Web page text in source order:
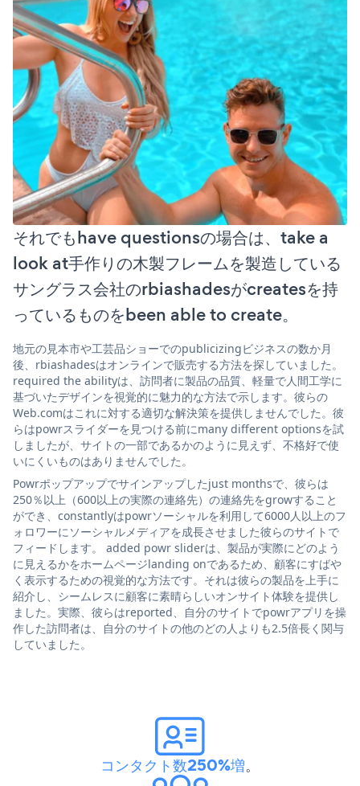
それでもhave questionsの場合は、take a
look at手作りの木製フレームを製造している
サングラス会社のrbiashadesがcreatesを持
っているものをbeen able to create。
地元の見本市や工芸品ショーでのpublicizingビジネスの数か月
後、rbiashadesはオンラインで販売する方法を探していました。
required the abilityは、訪問者に製品の品質、軽量で人間工学に
基づいたデザインを視覚的に魅力的な方法で示します。彼らの
Web.comはこれに対する適切な解決策を提供しませんでした。彼
らはpowrスライダーを見つける前にmany different optionsを試
しましたが、サイトの一部であるかのように見えず、不格好で使
いにくいものはありませんでした。
Powrポップアップでサインアップしたjust monthsで、彼らは
250％以上（600以上の実際の連絡先）の連絡先をgrowすること
ができ、constantlyはpowrソーシャルを利用して6000人以上のフ
ォロワーにソーシャルメディアを成長させました彼らのサイトで
フィードします。 added powr sliderは、製品が実際にどのよう
に見えるかをホームページlanding onであるため、顧客にすばや
く表示するための視覚的な方法です。それは彼らの製品を上手に
紹介し、シームレスに顧客に素晴らしいオンサイト体験を提供し
ました。実際、彼らはreported、自分のサイトでpowrアプリを操
作した訪問者は、自分のサイトの他のどの人よりも2.5倍長く関与
していました。
コンタクト数250%増。